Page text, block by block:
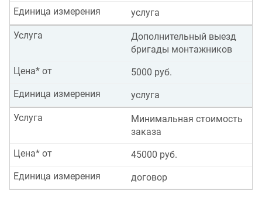
услуга
Единица измерения
Дополнительный выезд
бригады монтажников
Услуга
5000 руб.
Цена* от
услуга
Единица измерения
Минимальная стоимость
заказа
Услуга
45000 руб.
Цена* от
договор
Единица измерения